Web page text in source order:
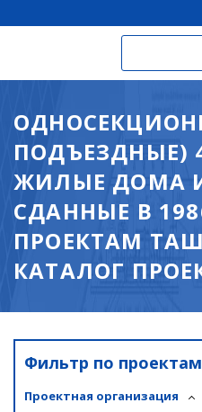
ПОДЪЕЗДНЫЕ)
ЖИЛЫЕ ДОМА
СДАННЫЕ В
ПРОЕКТАМ
КАТАЛОГ
Фильтр по проектам
Проектная организация